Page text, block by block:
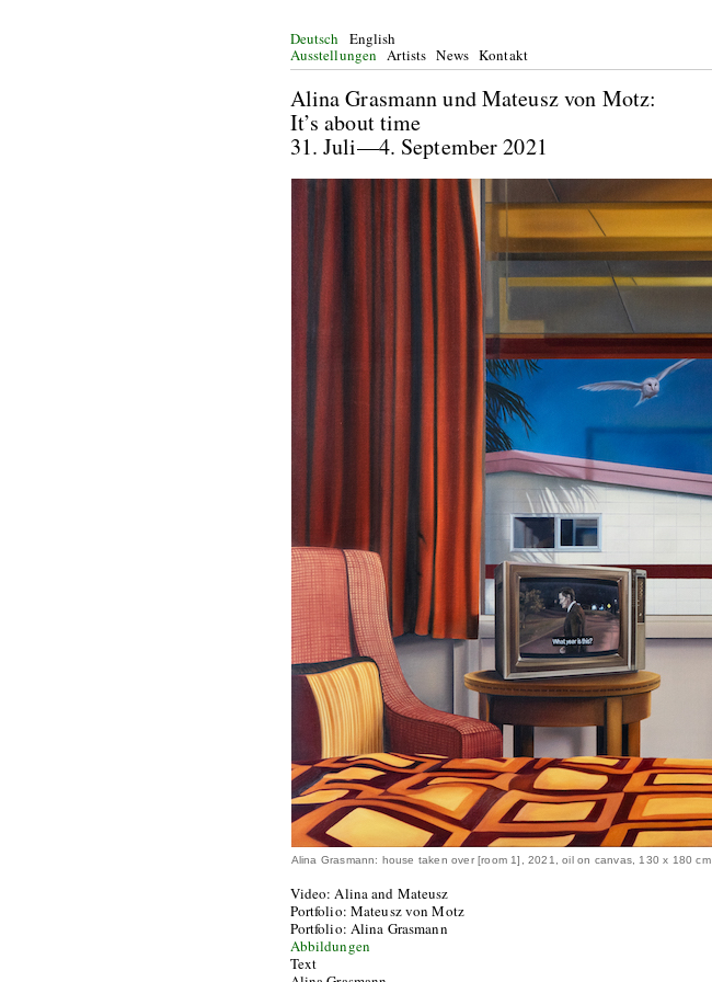
Deutsch
English
Ausstellungen Artists News Kontakt
Alina Grasmann und Mateusz von Motz:
It’s about time
31. Juli—4. September 2021
Alina Grasmann: house taken over [room 1], 2021, oil on canvas, 130 x 180 cm
Video: Alina and Mateusz
Portfolio: Mateusz von Motz
Portfolio: Alina Grasmann
Abbildungen
Text